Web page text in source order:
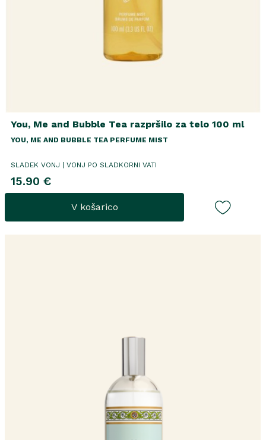
You, Me and Bubble Tea razpršilo za telo 100 ml
YOU, ME AND BUBBLE TEA PERFUME MIST
SLADEK VONJ | VONJ PO SLADKORNI VATI
15.90 €
V košarico